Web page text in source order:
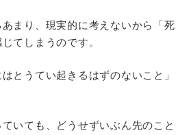
まり、現実的に考えないから「死
てしまうのです。
とうてい起きるはずのないこと」
いても、どうせずいぶん先のこと